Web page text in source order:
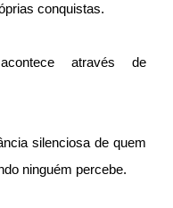
conquistas.
através de
silenciosa de quem
ninguém percebe.